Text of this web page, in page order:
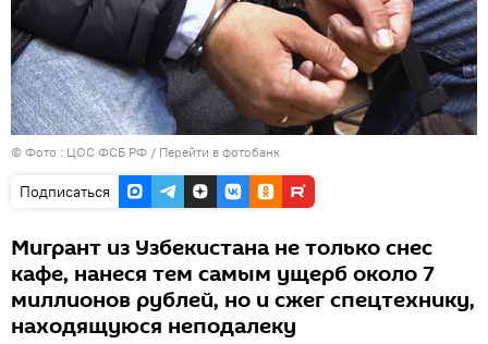
© Фото : ЦОС ФСБ РФ / Перейти в фотобанк
Подписаться
Мигрант из Узбекистана не только снес
кафе, нанеся тем самым ущерб около 7
миллионов рублей, но и сжег спецтехнику,
находящуюся неподалеку